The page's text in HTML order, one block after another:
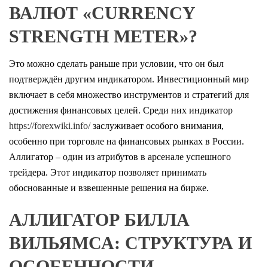
ВАЛЮТ «‎CURRENCY
STRENGTH METER»‎?
Это можно сделать раньше при условии, что он был
подтверждён другим индикатором. Инвестиционный мир
включает в себя множество инструментов и стратегий для
достижения финансовых целей. Среди них индикатор
https://forexwiki.info/заслуживает особого внимания,
особенно при торговле на финансовых рынках в России.
Аллигатор – один из атрибутов в арсенале успешного
трейдера. Этот индикатор позволяет принимать
обоснованные и взвешенные решения на бирже.
АЛЛИГАТОР БИЛЛА
ВИЛЬЯМСА: СТРУКТУРА И